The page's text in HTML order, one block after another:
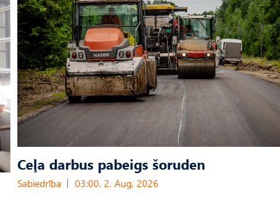
Ceļa darbus pabeigs šoruden
Sabiedrība 03:00, 2. Aug, 2026